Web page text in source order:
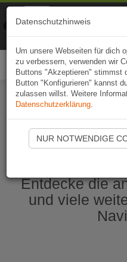
Naviki
Entdecke die
und viele
Datenschutzhinweis
Um unsere Webseiten für dich
zu verbessern, verwenden wir
Buttons "Akzeptieren" stimmst
Button "Konfigurieren" kannst
zulassen willst. Weitere
Datenschutzerklärung.
NUR NOTWENDIGE
Naviki